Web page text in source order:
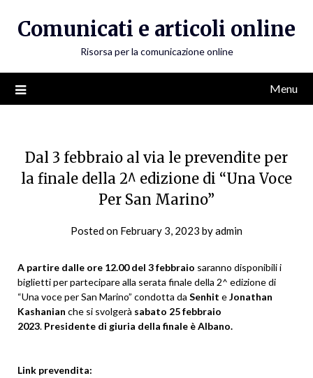
Comunicati e articoli online
Risorsa per la comunicazione online
Menu
Dal 3 febbraio al via le prevendite per
la finale della 2^ edizione di “Una Voce
Per San Marino”
Posted on February 3, 2023 byadmin
A partire dalle ore 12.00 del 3 febbraio saranno disponibili i
biglietti per partecipare alla serata finale della 2^ edizione di
“Una voce per San Marino” condotta da Senhit eJonathan
Kashanian che si svolgerà sabato 25 febbraio
2023. Presidente di giuria della finale è Albano.
Link prevendita: